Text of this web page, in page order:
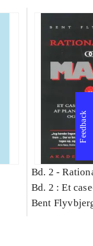
Bd. 2 -
Bd. 2 : Et
studie af
Bent
Feedback